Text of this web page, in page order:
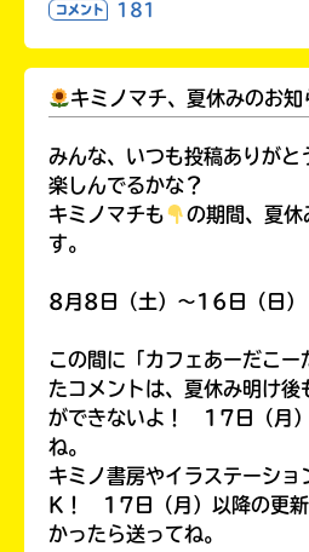
コメント 181
キミノマチ、夏休みのお知
みんな、いつも投稿ありが
楽しんでるかな？
キミノマチも
の期間、夏休
す。
8月8日（土）～16日（日）
この間に「カフェあーだこー
たコメントは、夏休み明け後
ができないよ！ 17日（月
ね。
キミノ書房やイラステーショ
K！ 17日（月）以降の更新
かったら送ってね。